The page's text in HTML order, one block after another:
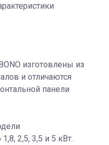
изготовлены из
и отличаются
панели
2,5, 3,5 и 5 кВт.